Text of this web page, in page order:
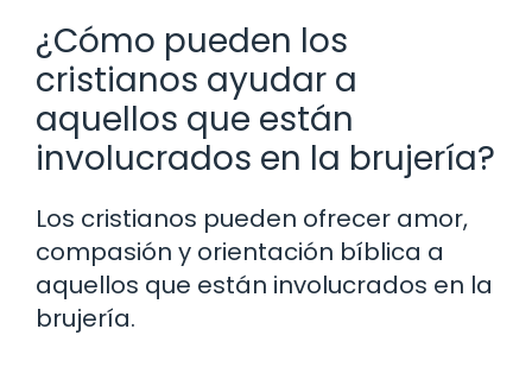
¿Cómo pueden los
cristianos ayudar a
aquellos que están
involucrados en la brujería?
Los cristianos pueden ofrecer amor,
compasión y orientación bíblica a
aquellos que están involucrados en la
brujería.